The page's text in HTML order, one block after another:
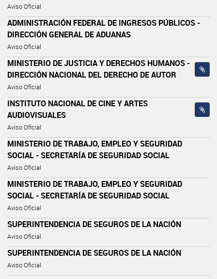
Aviso Oficial
ADMINISTRACIÓN FEDERAL DE INGRESOS PÚBLICOS -
DIRECCIÓN GENERAL DE ADUANAS
Aviso Oficial
MINISTERIO DE JUSTICIA Y DERECHOS HUMANOS -
DIRECCIÓN NACIONAL DEL DERECHO DE AUTOR
Aviso Oficial
INSTITUTO NACIONAL DE CINE Y ARTES
AUDIOVISUALES
Aviso Oficial
MINISTERIO DE TRABAJO, EMPLEO Y SEGURIDAD
SOCIAL - SECRETARÍA DE SEGURIDAD SOCIAL
Aviso Oficial
MINISTERIO DE TRABAJO, EMPLEO Y SEGURIDAD
SOCIAL - SECRETARÍA DE SEGURIDAD SOCIAL
Aviso Oficial
SUPERINTENDENCIA DE SEGUROS DE LA NACIÓN
Aviso Oficial
SUPERINTENDENCIA DE SEGUROS DE LA NACIÓN
Aviso Oficial